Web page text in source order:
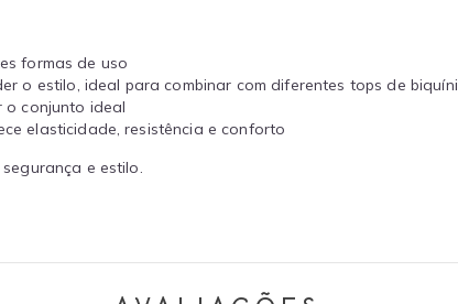
formas de uso
o estilo, ideal para combinar com diferentes tops de biquíni
o conjunto ideal
elasticidade, resistência e conforto
e estilo.